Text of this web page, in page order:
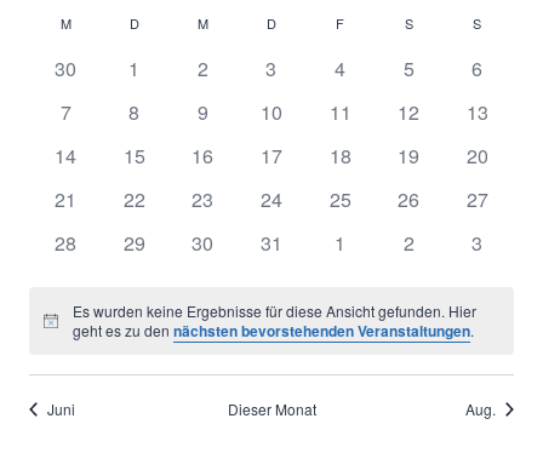
Suche
und
Kalender
von
M DDIENSTAG
M MITTWOCH
DDONNERSTAG
F SSAMSTAGS
0
30
0
1
0
2
0
3
0
4
0
5
0
6
0
7
0
8
0
9
0
10
0
11
0
12
0
13
0
14
0
15
0
16
0
17
0
18
0
19
0
20
0
21
0
22
0
23
0
24
0
25
0
26
0
27
0
28
0
29
0
30
0
31
0
1
0
2
0
3
Hinweis
Es wurden keine Ergebnisse für diese Ansicht gefunden. Hier
geht es zu den nächsten bevorstehenden Veranstaltungen.
Juni Dieser Monat Aug.